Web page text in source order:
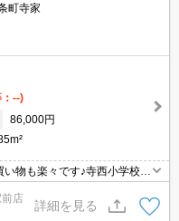
町寺家
：--)
86,000円
物も楽々です♪寺西小学校ま
安心！徒歩圏内に、コンビ
した生活便利な人気の寺家
ズ戸建て風メゾネット。リ
前店
詳細を見る